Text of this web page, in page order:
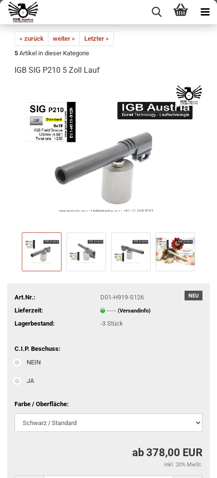
« zurück weiter »
Letzter »
5 Artikel in dieser Kategorie
IGB SIG P210 5 Zoll Lauf
NEU
Art.Nr.:
D01-H919-S126
Lieferzeit:
----- (Versandinfo)
Lagerbestand: -3 Stück
C.I.P. Beschuss:
NEIN
JA
Farbe / Oberfläche:
ab 378,00 EUR
inkl. 20% MwSt.